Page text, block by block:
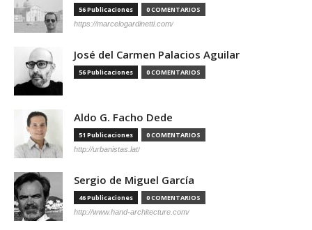
56 Publicaciones 0 COMENTARIOS
https://marcelogardinetti.com/
José del Carmen Palacios Aguilar
56 Publicaciones 0 COMENTARIOS
Aldo G. Facho Dede
51 Publicaciones 0 COMENTARIOS
http://urbanistas.lat/
Sergio de Miguel García
46 Publicaciones 0 COMENTARIOS
http://www.hand-architecture.com/